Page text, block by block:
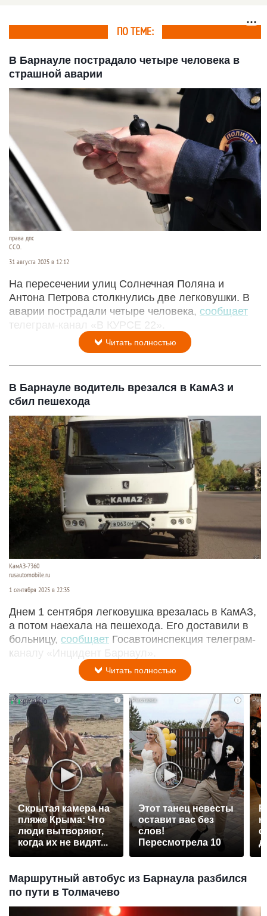
ПО ТЕМЕ:
В Барнауле пострадало четыре человека в
страшной аварии
права дпс
ССО.
31 августа 2025 в 12:12
На пересечении улиц Солнечная Поляна и
Антона Петрова столкнулись две легковушки. В
аварии пострадали четыре человека, сообщает
телеграм-канал «В КУРСЕ 22».
Читать полностью
В Барнауле водитель врезался в КамАЗ и
сбил пешехода
КамАЗ-7360
rusautomobile.ru
1 сентября 2025 в 22:35
Днем 1 сентября легковушка врезалась в КамАЗ,
а потом наехала на пешехода. Его доставили в
больницу, сообщает Госавтоинспекция телеграм-
каналу «Инцидент Барнаул».
Читать полностью
i
Скрытая камера на
пляже Крыма: Что
люди вытворяют,
когда их не видят...
i
Этот танец невесты
оставит вас без
слов!
Пересмотрела 10
Маршрутный автобус из Барнаула разбился
по пути в Толмачево